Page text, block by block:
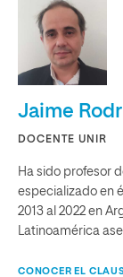
Jaime
DOCENTE UNIR
Ha sido profesor
especializado en
2013 al 2022 en
Latinoamérica
CONOCER EL